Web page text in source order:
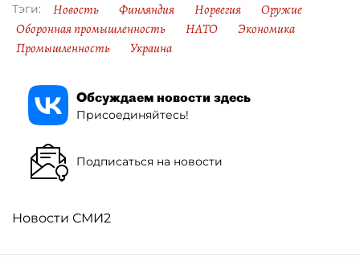
Тэги: Новость Финляндия Норвегия
Оружие
Оборонная промышленность
НАТО
Экономика
Промышленность
Украина
Обсуждаем новости здесь
Присоединяйтесь!
Подписаться на новости
Новости СМИ2